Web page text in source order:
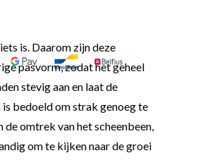
is. Daarom zijn deze
pasvorm, zodat het geheel
stevig aan en laat de
bedoeld om strak genoeg te
omtrek van het scheenbeen,
om te kijken naar de groei